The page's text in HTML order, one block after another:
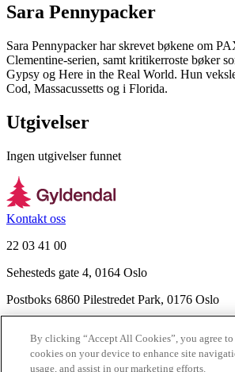
Sara Pennypacker
Sara Pennypacker har skrevet bøkene om
Clementine-serien, samt kritikerroste bøker
Gypsy og Here in the Real World. Hun
Cod, Massacussetts og i Florida.
Utgivelser
Ingen utgivelser funnet
Kontakt oss
22 03 41 00
Sehesteds gate 4, 0164 Oslo
Postboks 6860 Pilestredet Park, 0176 Oslo
Nyhetsbrev
Ledige stillinger
By clicking “Accept All Cookies”, you agree
cookies on your device to enhance site
usage, and assist in our marketing efforts.